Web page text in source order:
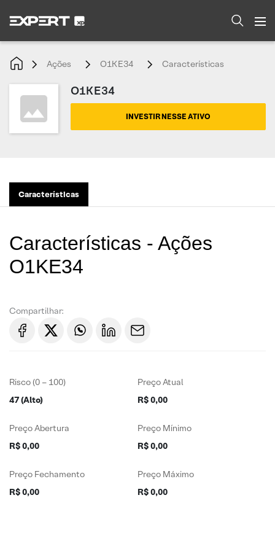
Ações O1KE34 Características
O1KE34
INVESTIR NESSE ATIVO
Características
Características - Ações
O1KE34
Compartilhar:
Risco (0 – 100)
47 (Alto)
Preço Atual
R$ 0,00
Preço Abertura
R$ 0,00
Preço Mínimo
R$ 0,00
Preço Fechamento
R$ 0,00
Preço Máximo
R$ 0,00